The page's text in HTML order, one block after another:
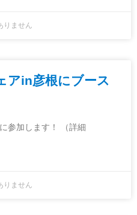
りません
アin彦根にブース
参加します！ （詳細
りません